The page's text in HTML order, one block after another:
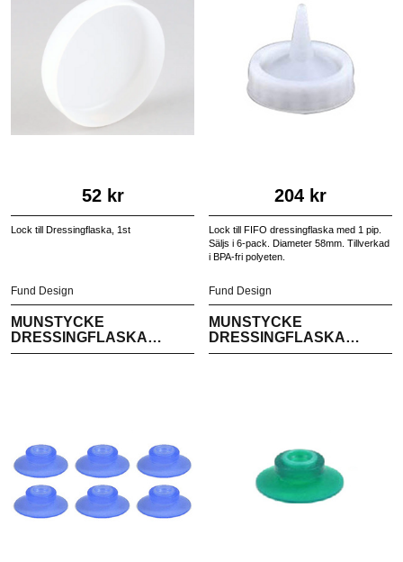
52 kr
Lock till Dressingflaska, 1st
204 kr
Lock till FIFO dressingflaska med 1 pip.
Säljs i 6-pack. Diameter 58mm. Tillverkad
i BPA-fri polyeten.
Fund Design
MUNSTYCKE
DRESSINGFLASKA
LARGE | 6-PACK
Fund Design
MUNSTYCKE
DRESSINGFLASKA
SMALL | 6-PACK